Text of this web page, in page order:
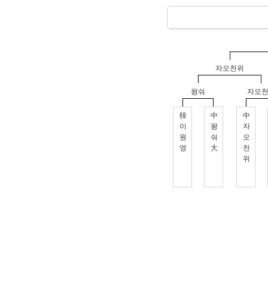
자오천위
왕숴
韓
이
원
영
中
왕
숴
大
자오
中
자
오
천
위